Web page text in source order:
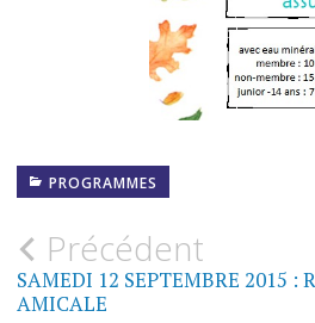
PROGRAMMES
Navigation
Précédent
SAMEDI 12 SEPTEMBRE 2015 :
AMICALE